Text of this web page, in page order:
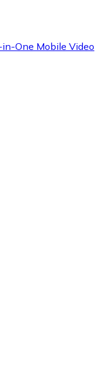
One Mobile Video